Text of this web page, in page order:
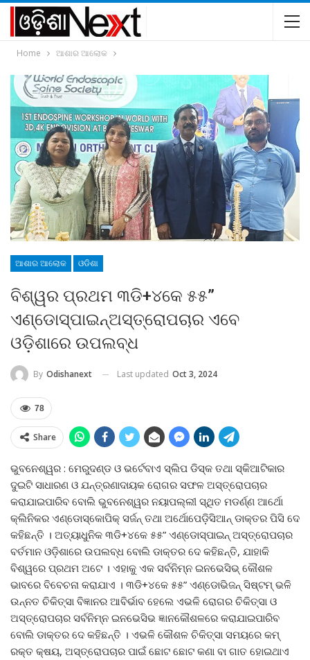
Home ଆଶାର ଆଲୋକ
ଆଶାର ଆଲୋକ ଓଡିଶା
ବିଶ୍ୱର ପ୍ରଥମ ୩ଡି+୪କେ ୫୫”
ଏଣ୍ଡୋସ୍ପାଇନ୍ଅସ୍ତ୍ରୋପଚାର ଏବେ
ଓଡ଼ିଶାରେ ଉପଲବ୍ଧ
By Odishanext Last updated Oct 3, 2024
78
Share
ଭୁବନେଶ୍ୱର : ମେରୁଦଣ୍ଡ ଓ ଭର୍ଟେବାଏ ସ୍ଲିପ ଡିସ୍କ ତଥା ସ୍କିଆଟିକାର
ଦୁଇଟି ସାଧାରଣ ଓ ଯନ୍ତ୍ରଣାଦାୟକ ରୋଗର ସଫଳ ଅସ୍ତ୍ରୋପଚାର
କରାଯାଇପାରିବ ବୋଲି ଭୁବନେଶ୍ୱର ନୟାପଲ୍ଲୀ ସ୍ଥିତ ମଡର୍ଣ୍ଣ ଆର୍ଥୋ
କ୍ଲିନିକର ଏଣ୍ଡୋସ୍କୋପିକ୍ ସର୍ଜନ୍ ତଥା ଅର୍ଥୋପେଡ଼ିସିଆନ୍ ଡାକ୍ତର ପିସି ଦେ
କହିଛନ୍ତି । ଅତ୍ୟାଧୁନିକ ୩ଡି+୪କେ ୫୫” ଏଣ୍ଡୋସ୍ପାଇନ୍ ଅସ୍ତ୍ରୋପଚାର
ବର୍ତମାନ ଓଡ଼ିଶାରେ ଉପଲବ୍ଧ ବୋଲି ଡାକ୍ତର ଦେ କହିଛନ୍ତି, ଯାହାକି
ବିଶ୍ୱରେ ପ୍ରଥମ ଅଟେ । ଏହାକୁ ଏକ ସର୍ବନିମ୍ନ ଇନଭେସିଭ୍ କୌଶଳ
ଭାବରେ ବିବେଚନା କରାଯାଏ । ୩ଡି+୪କେ ୫୫” ଏଣ୍ଡୋଭିଜନ୍ ସିଷ୍ଟମ୍ ଭଳି
ଉନ୍ନତ ଚିକିତ୍ସା ବିଜ୍ଞାନର ଆବିର୍ଭାବ ହେଲେ ଏଭଳି ରୋଗର ଚିକିତ୍ସା ଓ
ଅସ୍ତ୍ରୋପଚାର ସର୍ବନିମ୍ନ ଇନଭେସିଭ ଜ୍ଞାନକୌଶଳରେ କରାଯାଇପାରିବ
ବୋଲି ଡାକ୍ତର ଦେ କହିଛନ୍ତି । ଏଭଳି କୌଶଳ ଚିକିତ୍ସା ସମୟରେ କମ୍
ରକ୍ତ କ୍ଷୟ, ଅସ୍ତ୍ରୋପଚାର ପାଇଁ ଛୋଟ ଛୋଟ କଣା ବା ଗାତ ହୋଇଥାଏ